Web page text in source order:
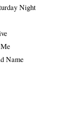
Night
Name